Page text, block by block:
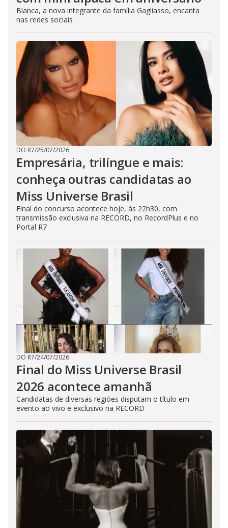
Blanca, a nova integrante da família Gagliasso, encanta
nas redes sociais
DO R7/25/07/2026
Empresária, trilíngue e mais:
conheça outras candidatas ao
Miss Universe Brasil
Final do concurso acontece hoje, às 22h30, com
transmissão exclusiva na RECORD, no RecordPlus e no
Portal R7
DO R7/24/07/2026
Final do Miss Universe Brasil
2026 acontece amanhã
Candidatas de diversas regiões disputam o título em
evento ao vivo e exclusivo na RECORD